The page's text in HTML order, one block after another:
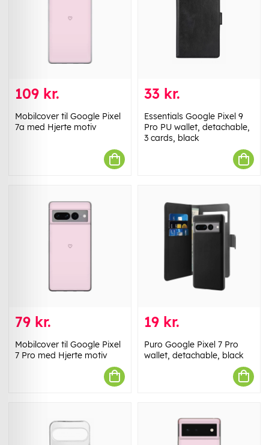
109 kr.
Mobilcover til Google Pixel
7a med Hjerte motiv
33 kr.
Essentials Google Pixel 9
Pro PU wallet, detachable,
3 cards, black
79 kr.
Mobilcover til Google Pixel
7 Pro med Hjerte motiv
19 kr.
Puro Google Pixel 7 Pro
wallet, detachable, black